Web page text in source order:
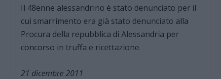
Il 48enne alessandrino è stato denunciato per il
cui smarrimento era già stato denunciato alla
Procura della repubblica di Alessandria per
concorso in truffa e ricettazione.
21 dicembre 2011